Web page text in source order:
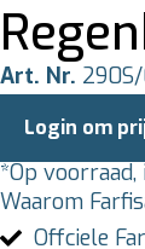
Art. Nr.
Login om
*Op
Waarom
Offciele